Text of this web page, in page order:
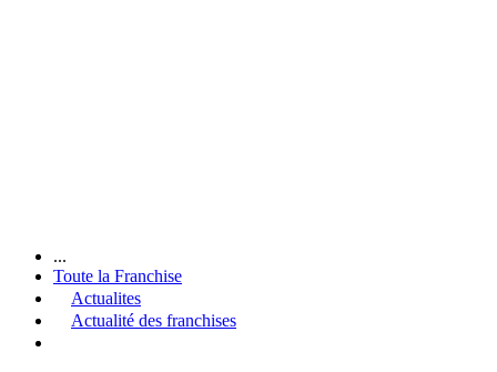
...
Toute la Franchise
Actualites
Actualité des franchises